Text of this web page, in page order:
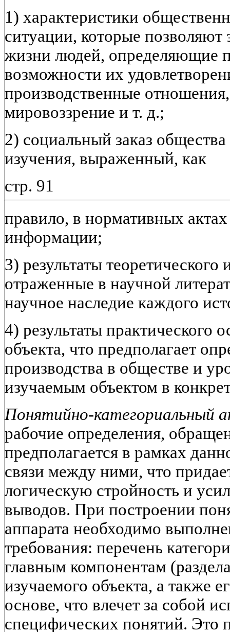
1) характеристики
ситуации, которые позволяют
жизни людей, определяющие
возможности их
производственные
мировоззрение и т. д.;
2) социальный заказ общества
изучения, выраженный, как
стр. 91
правило, в нормативных
информации;
3) результаты теоретического
отраженные в научной
научное наследие каждого
4) результаты практического
объекта, что предполагает
производства в обществе и
изучаемым объектом в
Понятийно-категориальный
рабочие определения,
предполагается в рамках
связи между ними, что
логическую стройность и
выводов. При построении
аппарата необходимо
требования: перечень
главным компонентам
изучаемого объекта, а также
основе, что влечет за собой
специфических понятий. Это